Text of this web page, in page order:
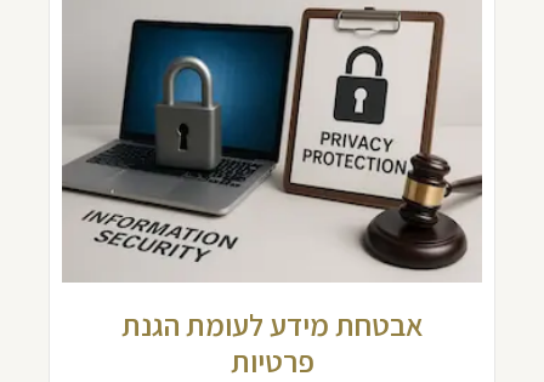
אבטחת מידע לעומת הגנת
פרטיות